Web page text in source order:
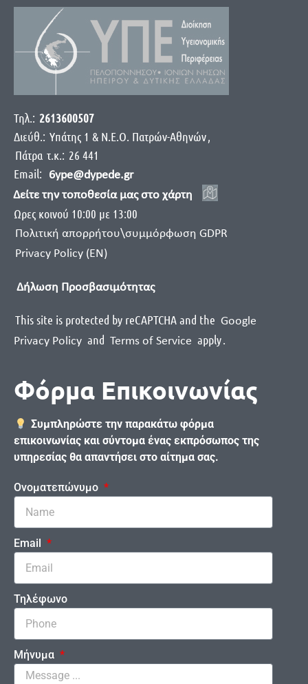
Τηλ.: 2613600507
Διεύθ.: Yπάτης 1 & Ν.Ε.Ο. Πατρών-Αθηνών,
Πάτρα τ.κ.: 26 441
Email:
6ype@dypede.gr
Δείτε την τοποθεσία μας στο χάρτη
Ωρες κοινού 10:00 με 13:00
Πολιτική απορρήτου\συμμόρφωση GDPR
Privacy Policy (EN)
Δήλωση Προσβασιμότητας
This site is protected by reCAPTCHA and the Google
Privacy Policy and Terms of Service apply.
Φόρμα Επικοινωνίας
Συμπληρώστε την παρακάτω φόρμα
επικοινωνίας και σύντομα ένας εκπρόσωπος της
υπηρεσίας θα απαντήσει στο αίτημα σας.
Ονοματεπώνυμο
Email
Τηλέφωνο
Μήνυμα